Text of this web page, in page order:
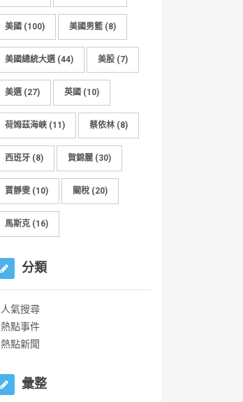
美國 (100) 美國男籃 (8)
美國總統大選(44) 美股 (7)
美選(27) 英國 (10)
荷姆茲海峽 (11) 蔡依林 (8)
西班牙 (8) 賀錦麗 (30)
賈靜雯 (10) 關稅 (20)
馬斯克 (16)
分類
人氣搜尋
熱點事件
熱點新聞
彙整